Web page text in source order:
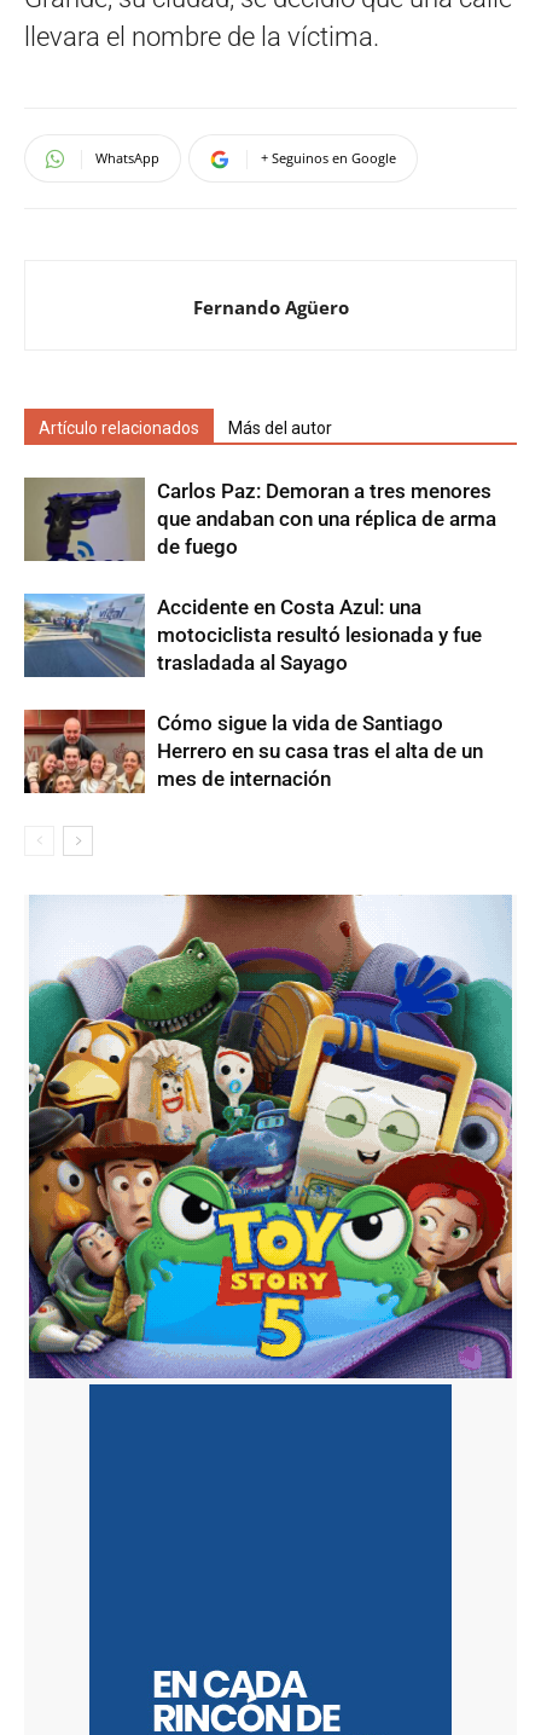
llevara el nombre de la víctima.
WhatsApp + Seguinos en Google
Fernando Agüero
Artículo relacionados Más del autor
Carlos Paz: Demoran a tres menores
que andaban con una réplica de arma
de fuego
Accidente en Costa Azul: una
motociclista resultó lesionada y fue
trasladada al Sayago
Cómo sigue la vida de Santiago
Herrero en su casa tras el alta de un
mes de internación